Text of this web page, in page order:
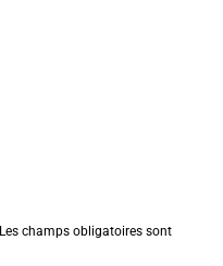
Les champs obligatoires sont